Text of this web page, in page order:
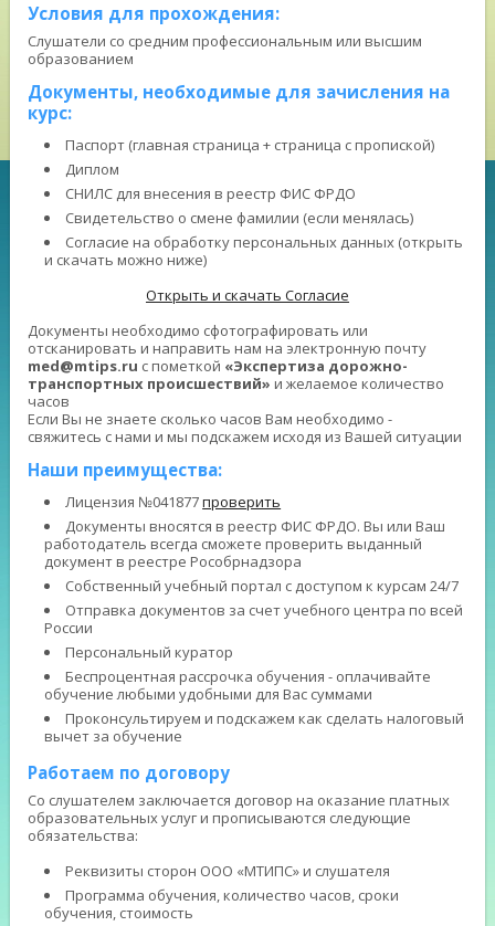
Условия для прохождения:
Слушатели со средним профессиональным или высшим
образованием
Документы, необходимые для зачисления на
курс:
Паспорт (главная страница + страница с пропиской)
Диплом
СНИЛС для внесения в реестр ФИС ФРДО
Свидетельство о смене фамилии (если менялась)
Согласие на обработку персональных данных (открыть
и скачать можно ниже)
Открыть и скачать Согласие
Документы необходимо сфотографировать или
отсканировать и направить нам на электронную почту
med@mtips.ru с пометкой «Экспертиза дорожно-
транспортных происшествий» и желаемое количество
часов
Если Вы не знаете сколько часов Вам необходимо -
свяжитесь с нами и мы подскажем исходя из Вашей ситуации
Наши преимущества:
Лицензия №041877проверить
Документы вносятся в реестр ФИС ФРДО. Вы или Ваш
работодатель всегда сможете проверить выданный
документ в реестре Рособрнадзора
Собственный учебный портал с доступом к курсам 24/7
Отправка документов за счет учебного центра по всей
России
Персональный куратор
Беспроцентная рассрочка обучения - оплачивайте
обучение любыми удобными для Вас суммами
Проконсультируем и подскажем как сделать налоговый
вычет за обучение
Работаем по договору
Со слушателем заключается договор на оказание платных
образовательных услуг и прописываются следующие
обязательства:
Реквизиты сторон ООО «МТИПС» и слушателя
Программа обучения, количество часов, сроки
обучения, стоимость